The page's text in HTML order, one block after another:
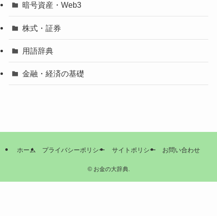
暗号資産・Web3
株式・証券
用語辞典
金融・経済の基礎
ホーム プライバシーポリシー サイトポリシー お問い合わせ
©お金の大辞典.